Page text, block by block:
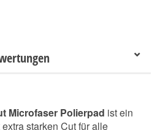
Microfaser Polierpad ist ein
starken Cut für alle